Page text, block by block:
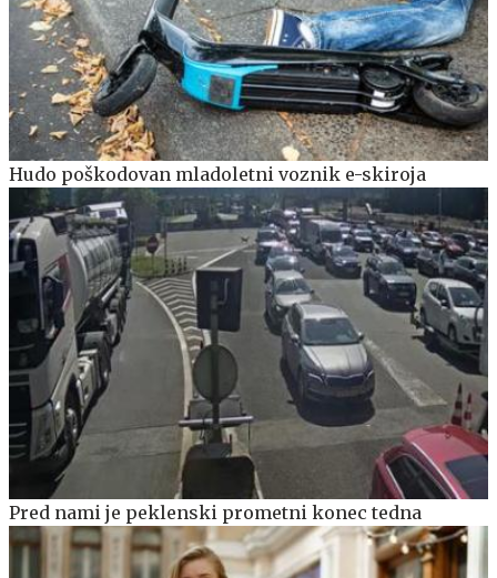
Hudo poškodovan mladoletni voznik e-skiroja
Pred nami je peklenski prometni konec tedna